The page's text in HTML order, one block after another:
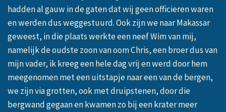
hadden al gauw in de gaten dat wij geen officieren waren
en werden dus weggestuurd. Ook zijn we naar Makassar
geweest, in die plaats werkte een neef Wim van mij,
namelijk de oudste zoon van oom Chris, een broer dus van
mijn vader, ik kreeg een hele dag vrij en werd door hem
meegenomen met een uitstapje naar een van de bergen,
we zijn via grotten, ook met druipstenen, door die
bergwand gegaan en kwamen zo bij een krater meer